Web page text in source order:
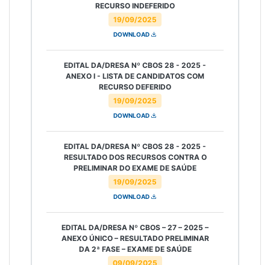
19/09/2025
RECURSO INDEFERIDO
DOWNLOAD
19/09/2025
EDITAL DA/DRESA Nº CBOS 28 - 2025 -
ANEXO I - LISTA DE CANDIDATOS COM
RECURSO DEFERIDO
DOWNLOAD
19/09/2025
EDITAL DA/DRESA Nº CBOS 28 - 2025 -
RESULTADO DOS RECURSOS CONTRA O
PRELIMINAR DO EXAME DE SAÚDE
DOWNLOAD
09/09/2025
EDITAL DA/DRESA Nº CBOS – 27 – 2025 –
ANEXO ÚNICO – RESULTADO PRELIMINAR
DA 2ª FASE – EXAME DE SAÚDE